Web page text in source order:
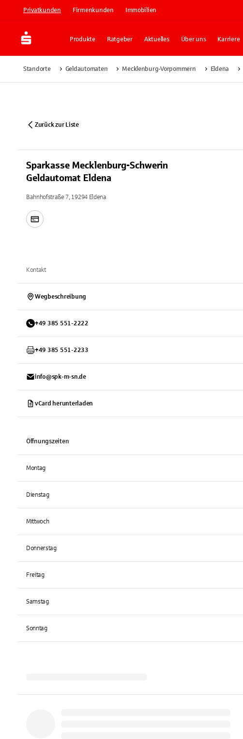
Privatkunden Firmenkunden Immobilien
Produkte Ratgeber Aktuelles Über uns Karriere
Standorte Geldautomaten Mecklenburg-Vorpommern Eldena
Zurück zur Liste
Sparkasse Mecklenburg-Schwerin
Geldautomat Eldena
Bahnhofstraße 7, 19294 Eldena
Kontakt
Wegbeschreibung
+49 385 551-2222
+49 385 551-2233
info@spk-m-sn.de
vCard herunterladen
Öffnungszeiten
Montag
Dienstag
Mittwoch
Donnerstag
Freitag
Samstag
Sonntag